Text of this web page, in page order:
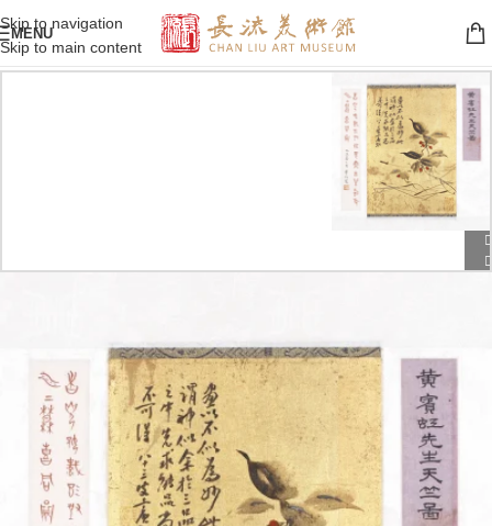
Skip to navigation
Skip to main content
MENU